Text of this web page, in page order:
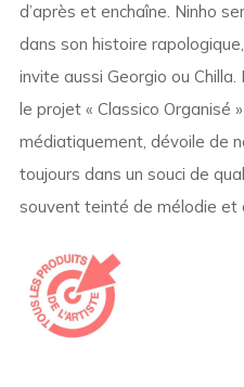
d’après et enchaîne. Ninho
dans son histoire
invite aussi Georgio ou
le projet « Classico Organisé
médiatiquement, dévoile de
toujours dans un souci de
souvent teinté de mélodie et